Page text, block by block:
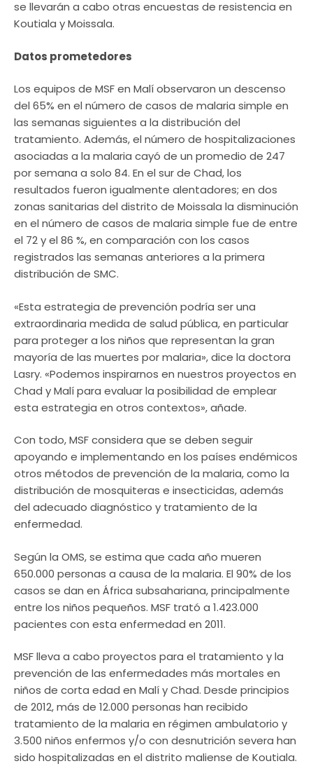
se llevarán a cabo otras encuestas de resistencia en
Koutiala y Moissala.
Datos prometedores
Los equipos de MSF en Malí observaron un descenso
del 65% en el número de casos de malaria simple en
las semanas siguientes a la distribución del
tratamiento. Además, el número de hospitalizaciones
asociadas a la malaria cayó de un promedio de 247
por semana a solo 84. En el sur de Chad, los
resultados fueron igualmente alentadores; en dos
zonas sanitarias del distrito de Moissala la disminución
en el número de casos de malaria simple fue de entre
el 72 y el 86 %, en comparación con los casos
registrados las semanas anteriores a la primera
distribución de SMC.
«Esta estrategia de prevención podría ser una
extraordinaria medida de salud pública, en particular
para proteger a los niños que representan la gran
mayoría de las muertes por malaria», dice la doctora
Lasry. «Podemos inspirarnos en nuestros proyectos en
Chad y Malí para evaluar la posibilidad de emplear
esta estrategia en otros contextos», añade.
Con todo, MSF considera que se deben seguir
apoyando e implementando en los países endémicos
otros métodos de prevención de la malaria, como la
distribución de mosquiteras e insecticidas, además
del adecuado diagnóstico y tratamiento de la
enfermedad.
Según la OMS, se estima que cada año mueren
650.000 personas a causa de la malaria. El 90% de los
casos se dan en África subsahariana, principalmente
entre los niños pequeños. MSF trató a 1.423.000
pacientes con esta enfermedad en 2011.
MSF lleva a cabo proyectos para el tratamiento y la
prevención de las enfermedades más mortales en
niños de corta edad en Malí y Chad. Desde principios
de 2012, más de 12.000 personas han recibido
tratamiento de la malaria en régimen ambulatorio y
3.500 niños enfermos y/o con desnutrición severa han
sido hospitalizadas en el distrito maliense de Koutiala.